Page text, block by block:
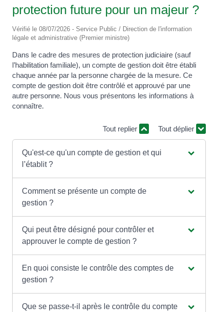
protection future pour un majeur ?
Vérifié le 08/07/2026 - Service Public / Direction de l'information
légale et administrative (Premier ministre)
Dans le cadre des mesures de protection judiciaire (sauf
l’habilitation familiale), un compte de gestion doit être établi
chaque année par la personne chargée de la mesure. Ce
compte de gestion doit être contrôlé et approuvé par une
autre personne. Nous vous présentons les informations à
connaître.
Tout replier Tout déplier
Qu'est-ce qu'un compte de gestion et qui
l’établit ?
Comment se présente un compte de
gestion ?
Qui peut être désigné pour contrôler et
approuver le compte de gestion ?
En quoi consiste le contrôle des comptes de
gestion ?
Que se passe-t-il après le contrôle du compte